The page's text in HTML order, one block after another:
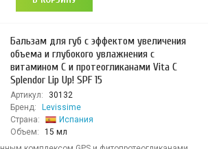
Бальзам для губ с эффектом увеличения
объема и глубокого увлажнения с
витамином С и протеогликанами Vita C
Splendor Lip Up! SPF 15
Артикул:
30132
Бренд:
Levissime
Страна:
Испания
Объем:
15 мл